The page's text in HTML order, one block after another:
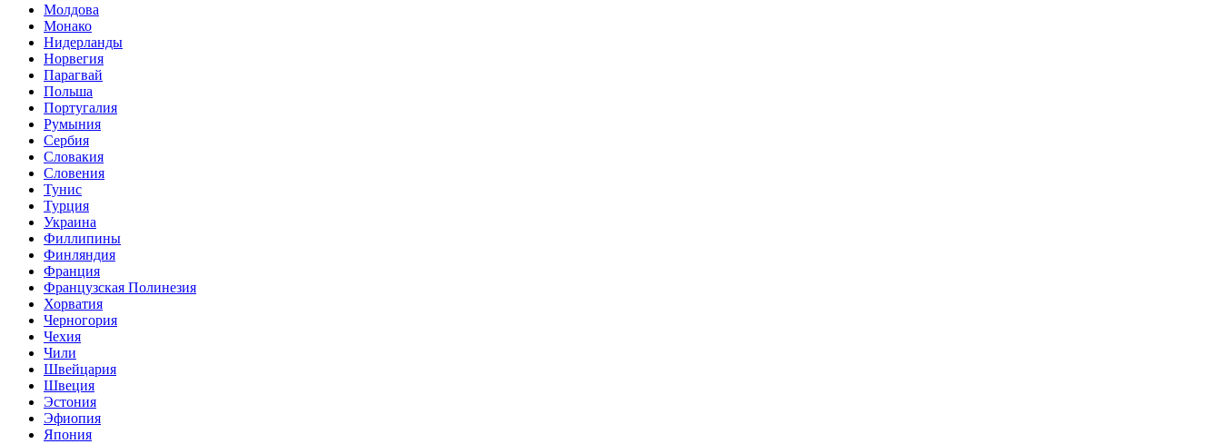
Молдова
Монако
Нидерланды
Норвегия
Парагвай
Польша
Португалия
Румыния
Сербия
Словакия
Словения
Тунис
Турция
Украина
Филлипины
Финляндия
Франция
Французская Полинезия
Хорватия
Черногория
Чехия
Чили
Швейцария
Швеция
Эстония
Эфиопия
Япония